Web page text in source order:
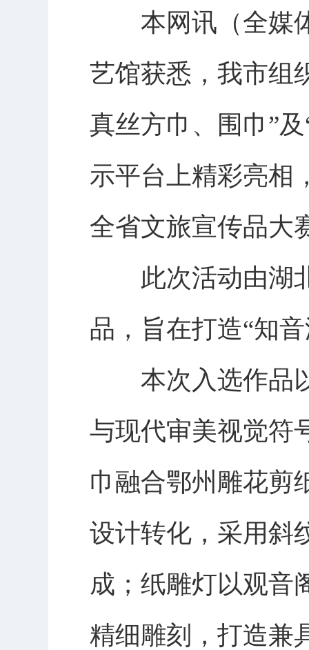
本网讯（全媒体
艺馆获悉，我市
真丝方巾、围巾”
示平台上精彩亮相
全省文旅宣传品大
此次活动由湖北
品，旨在打造“知
本次入选作品以
与现代审美视觉符
巾融合鄂州雕花剪
设计转化，采用斜
成；纸雕灯以观音
精细雕刻，打造兼